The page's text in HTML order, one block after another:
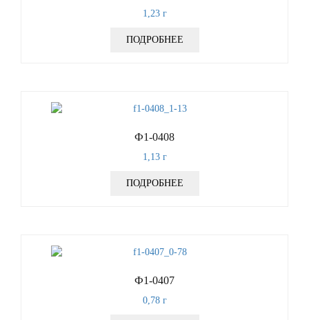
1,23г
ПОДРОБНЕЕ
Ф1-0408
1,13г
ПОДРОБНЕЕ
Ф1-0407
0,78г